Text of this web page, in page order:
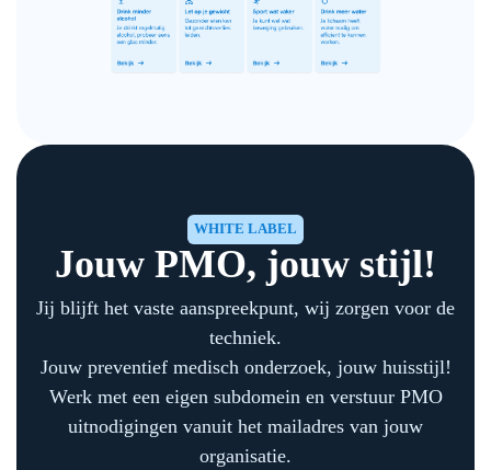
WHITE LABEL
Jouw PMO, jouw stijl!
Jij blijft het vaste aanspreekpunt, wij zorgen voor de
techniek.
Jouw preventief medisch onderzoek, jouw huisstijl!
Werk met een eigen subdomein en verstuur PMO
uitnodigingen vanuit het mailadres van jouw
organisatie.